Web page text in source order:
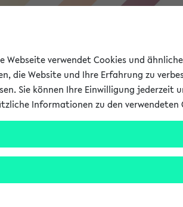
Forschung
Veranstaltungen, bei
Webseite verwendet Cookies und
die Website und Ihre Erfahrung zu
Sie können Ihre Einwilligung jederzeit
Informationen zu den verwendeten